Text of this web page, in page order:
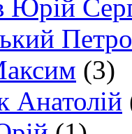
Юрій
Петро
(3)
Анатолій